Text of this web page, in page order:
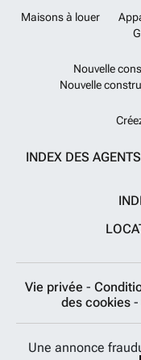
Maisons à louer
Nouvelle
Nouvelle
INDEX DES
Vie privée -
des cookies -
Une annonce